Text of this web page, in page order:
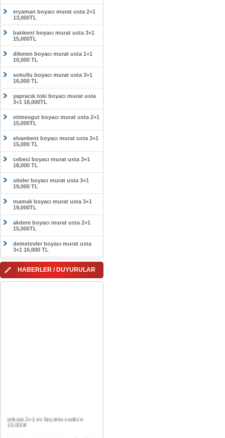
eryaman boyacı murat usta 2+1
13,000TL
batıkent boyacı murat usta 3+1
15,000TL
dikmen boyacı murat usta 1+1
10,000 TL
sokullu boyacı murat usta 3+1
16,000 TL
yapracık toki boyacı murat usta
3+1 18,000TL
etimesgut boyacı murat usta 2+1
15,000TL
elvankent boyacı murat usta 3+1
15,000 TL
cebeci boyacı murat usta 3+1
18,000 TL
siteler boyacı murat usta 3+1
19,000 TL
mamak boyacı murat usta 3+1
19,000TL
akdere boyacı murat usta 2+1
15,000TL
demetevler boyacı murat usta
3+1 16,000 TL
HABERLER / DUYURULAR
ERYAMAN BOYA BADANA FİLLİ BOYA
İLE BOYAMA 1500 TL